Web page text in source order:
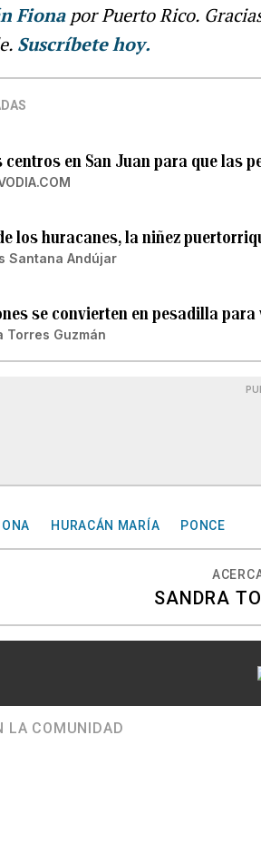
Fionapor Puerto Rico.
Suscríbete hoy.
centros en San Juan para que las
los huracanes, la niñez
Santana Andújar
se convierten en pesadilla para
Torres Guzmán
HURACÁN MARÍA PONCE
SANDRA
LA COMUNIDAD